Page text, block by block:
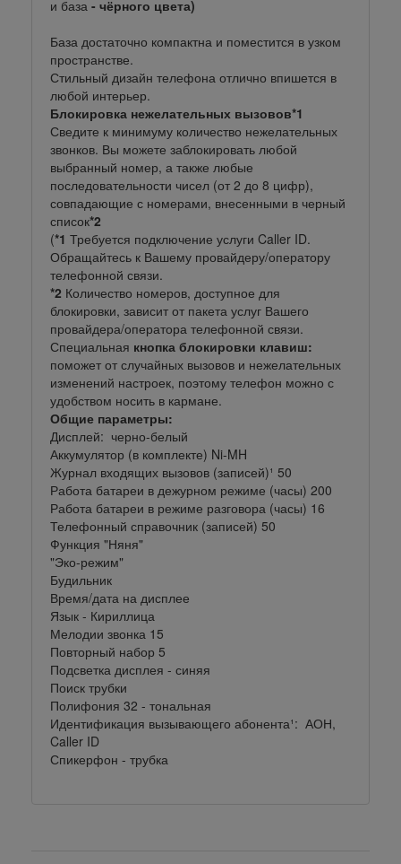
и база - чёрного цвета)
База достаточно компактна и поместится в узком
пространстве.
Стильный дизайн телефона отлично впишется в
любой интерьер.
Блокировка нежелательных вызовов*1
Сведите к минимуму количество нежелательных
звонков. Вы можете заблокировать любой
выбранный номер, а также любые
последовательности чисел (от 2 до 8 цифр),
совпадающие с номерами, внесенными в черный
список*2
(*1 Требуется подключение услуги Caller ID.
Обращайтесь к Вашему провайдеру/оператору
телефонной связи.
*2 Количество номеров, доступное для
блокировки, зависит от пакета услуг Вашего
провайдера/оператора телефонной связи.
Специальная кнопка блокировки клавиш:
поможет от случайных вызовов и нежелательных
изменений настроек, поэтому телефон можно с
удобством носить в кармане.
Общие параметры:
Дисплей: черно-белый
Аккумулятор (в комплекте) Ni-MH
Журнал входящих вызовов (записей)¹ 50
Работа батареи в дежурном режиме (часы) 200
Работа батареи в режиме разговора (часы) 16
Телефонный справочник (записей) 50
Функция "Няня"
"Эко-режим"
Будильник
Время/дата на дисплее
Язык - Кириллица
Мелодии звонка 15
Повторный набор 5
Подсветка дисплея - синяя
Поиск трубки
Полифония 32 - тональная
Идентификация вызывающего абонента¹: АОН,
Caller ID
Спикерфон - трубка